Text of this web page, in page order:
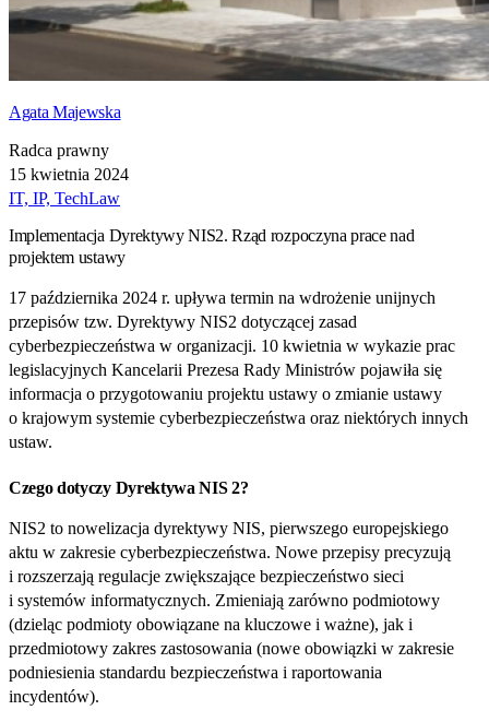
Agata Majewska
Radca prawny
15 kwietnia 2024
IT, IP, TechLaw
Implementacja Dyrektywy NIS2. Rząd rozpoczyna prace nad
projektem ustawy
17 października 2024 r. upływa termin na wdrożenie unijnych
przepisów tzw. Dyrektywy NIS2 dotyczącej zasad
cyberbezpieczeństwa w organizacji. 10 kwietnia w wykazie prac
legislacyjnych Kancelarii Prezesa Rady Ministrów pojawiła się
informacja o przygotowaniu projektu ustawy o zmianie ustawy
o krajowym systemie cyberbezpieczeństwa oraz niektórych innych
ustaw.
Czego dotyczy Dyrektywa NIS 2?
NIS2 to nowelizacja dyrektywy NIS, pierwszego europejskiego
aktu w zakresie cyberbezpieczeństwa. Nowe przepisy precyzują
i rozszerzają regulacje zwiększające bezpieczeństwo sieci
i systemów informatycznych. Zmieniają zarówno podmiotowy
(dzieląc podmioty obowiązane na kluczowe i ważne), jak i
przedmiotowy zakres zastosowania (nowe obowiązki w zakresie
podniesienia standardu bezpieczeństwa i raportowania
incydentów).